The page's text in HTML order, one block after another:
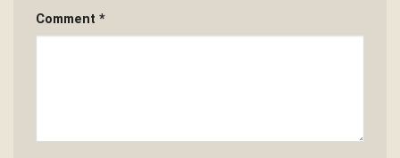
Comment *